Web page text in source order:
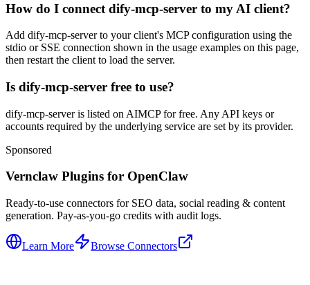
How do I connect dify-mcp-server to my AI client?
Add dify-mcp-server to your client's MCP configuration using the
stdio or SSE connection shown in the usage examples on this page,
then restart the client to load the server.
Is dify-mcp-server free to use?
dify-mcp-server is listed on AIMCP for free. Any API keys or
accounts required by the underlying service are set by its provider.
Sponsored
Vernclaw Plugins for OpenClaw
Ready-to-use connectors for SEO data, social reading & content
generation. Pay-as-you-go credits with audit logs.
Learn More Browse Connectors